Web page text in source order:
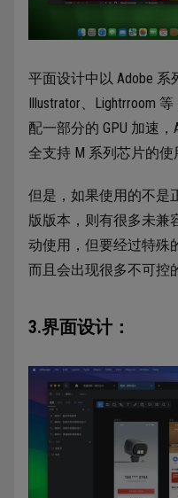
平面设计中以 Adobe 系
Illustrator、Lightrroom
配一部分的 GPU 加速
全支持 M 系列芯片的使
但是，如果使用的不是
版版本，则有很多未兼
动使用，但要经过特殊
而且会出现很多不可控
3.界面设计：